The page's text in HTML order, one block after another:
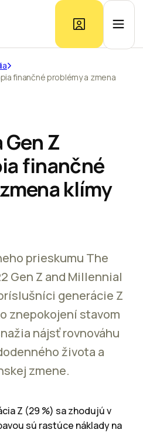
Ponuka kancelárií
Kontakt
finančné problémy a zmena
Z
finančné
klímy
prieskumu The
Gen Z and Millennial
generácie Z
znepokojení stavom
nájsť rovnováhu
života a
zmene.
Z (29 %) sa zhodujú v
sú rastúce náklady na